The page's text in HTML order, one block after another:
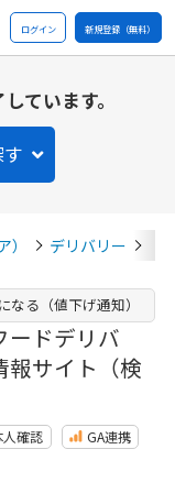
ログイン 新規登録（無料）
ています。
デリバリー
ードデリバ
報サイト（検
なる（値下げ通知）
人確認
GA連携